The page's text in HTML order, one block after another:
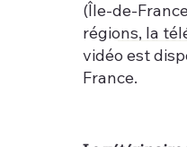
(Île-de-
régions, la
vidéo est
France.